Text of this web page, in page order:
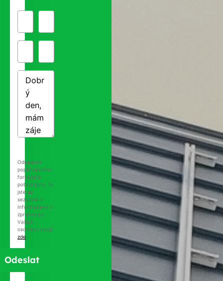
Odesláním
poptávkového
formuláře
potvrzujete, že
jste se
seznámili s
Informacemi o
zpracování
Vašich
osobních údajů
zde